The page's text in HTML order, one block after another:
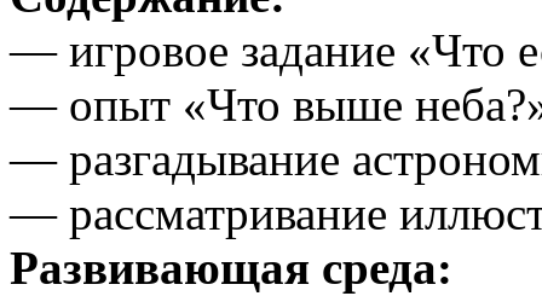
— игровое задание «Что
— опыт «Что выше
— разгадывание
— рассматривание
Развивающая среда: